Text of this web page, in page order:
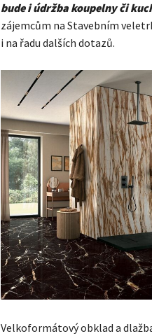
bude i údržba koupelny či
zájemcům na Stavebním
i na řadu dalších dotazů.
Velkoformátový obklad a